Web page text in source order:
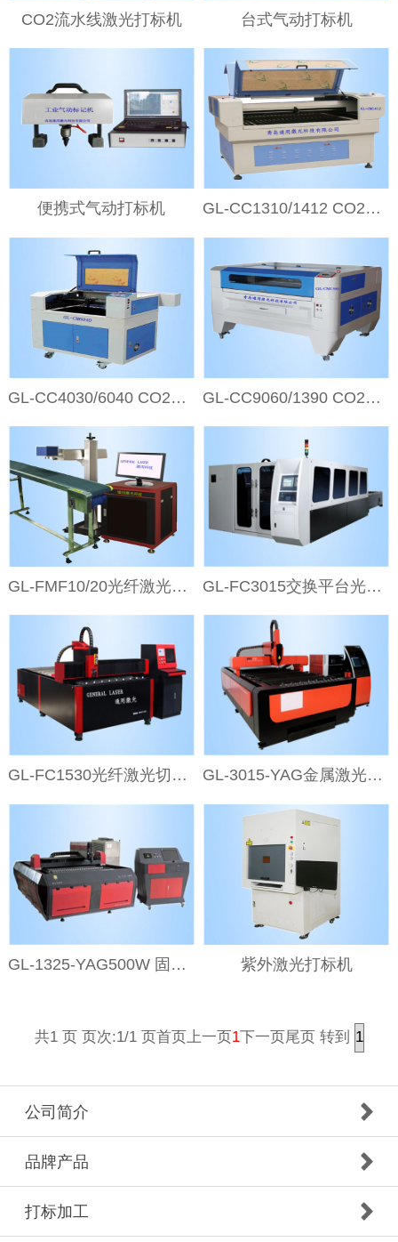
CO2流水线激光打标机 台式气动打标机
便携式气动打标机 GL-CC1310/1412 CO2双滚珠丝杆激光切割机
GL-CC4030/6040 CO2激光雕刻机-小型工艺品型 GL-CC9060/1390 CO2激光切割机-
GL-FMF10/20光纤激光打标机（流水线式） GL-FC3015交换平台光纤激光切割机
GL-FC1530光纤激光切割机 GL-3015-YAG金属激光切割机
GL-1325-YAG500W 固体激光切割机 紫外激光打标机
共1 页 页次:1/1 页首页上一页1下一页尾页转到
公司简介
品牌产品
打标加工